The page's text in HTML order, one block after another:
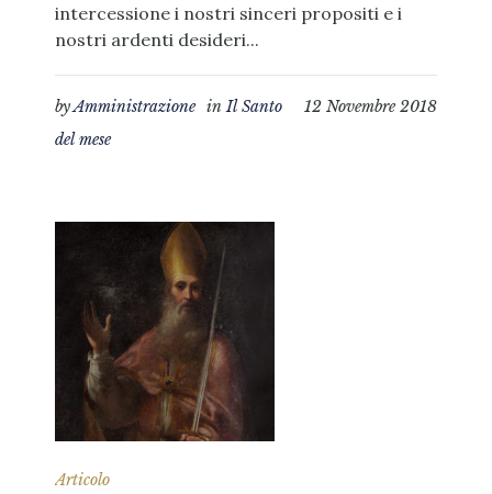
intercessione i nostri sinceri propositi e i
nostri ardenti desideri...
12 Novembre 2018
byAmministrazione inIl Santo
del mese
Articolo